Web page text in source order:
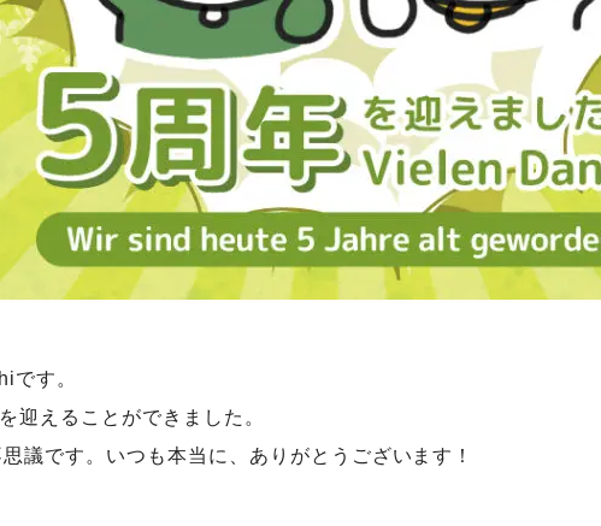
です。
迎えることができました。
議です。いつも本当に、ありがとうございます！